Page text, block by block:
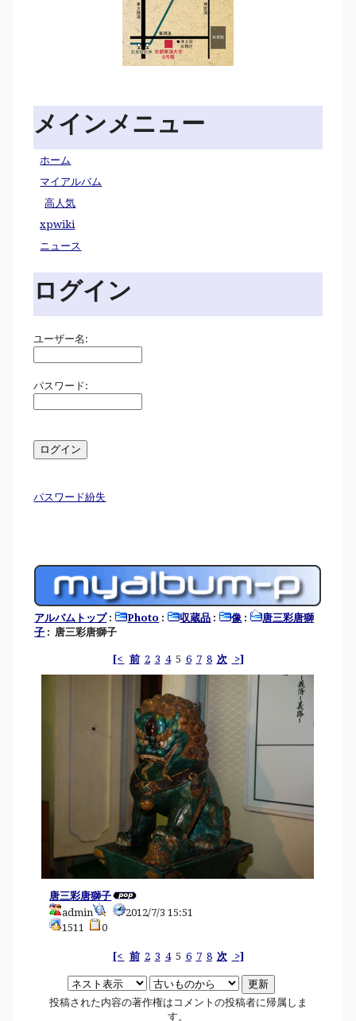
メインメニュー
ホーム
マイアルバム
高人気
xpwiki
ニュース
ログイン
ユーザー名:
パスワード:
パスワード紛失
アルバムトップ: Photo : 収蔵品 : 像 :
唐三彩唐獅
子 : 唐三彩唐獅子
[< 前 2 3 45 6 7 8 次 >]
唐三彩唐獅子
admin
2012/7/3 15:51
1511
0
[< 前 2 3 45 6 7 8 次 >]
投稿された内容の著作権はコメントの投稿者に帰属しま
す。